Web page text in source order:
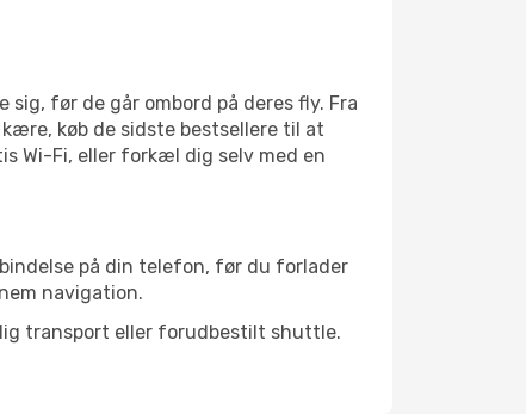
før de går ombord på deres fly. Fra
køb de sidste bestsellere til at
Wi-Fi, eller forkæl dig selv med en
på din telefon, før du forlader
navigation.
transport eller forudbestilt shuttle.